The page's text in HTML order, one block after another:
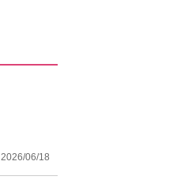
2026/06/18